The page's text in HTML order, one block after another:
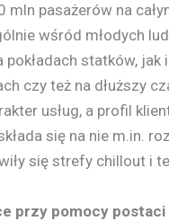
pasażerów na
wśród młodych
statków, jak
czy też na dłuższy
usług, a profil
się na nie m.in.
się strefy chillout i
przy pomocy